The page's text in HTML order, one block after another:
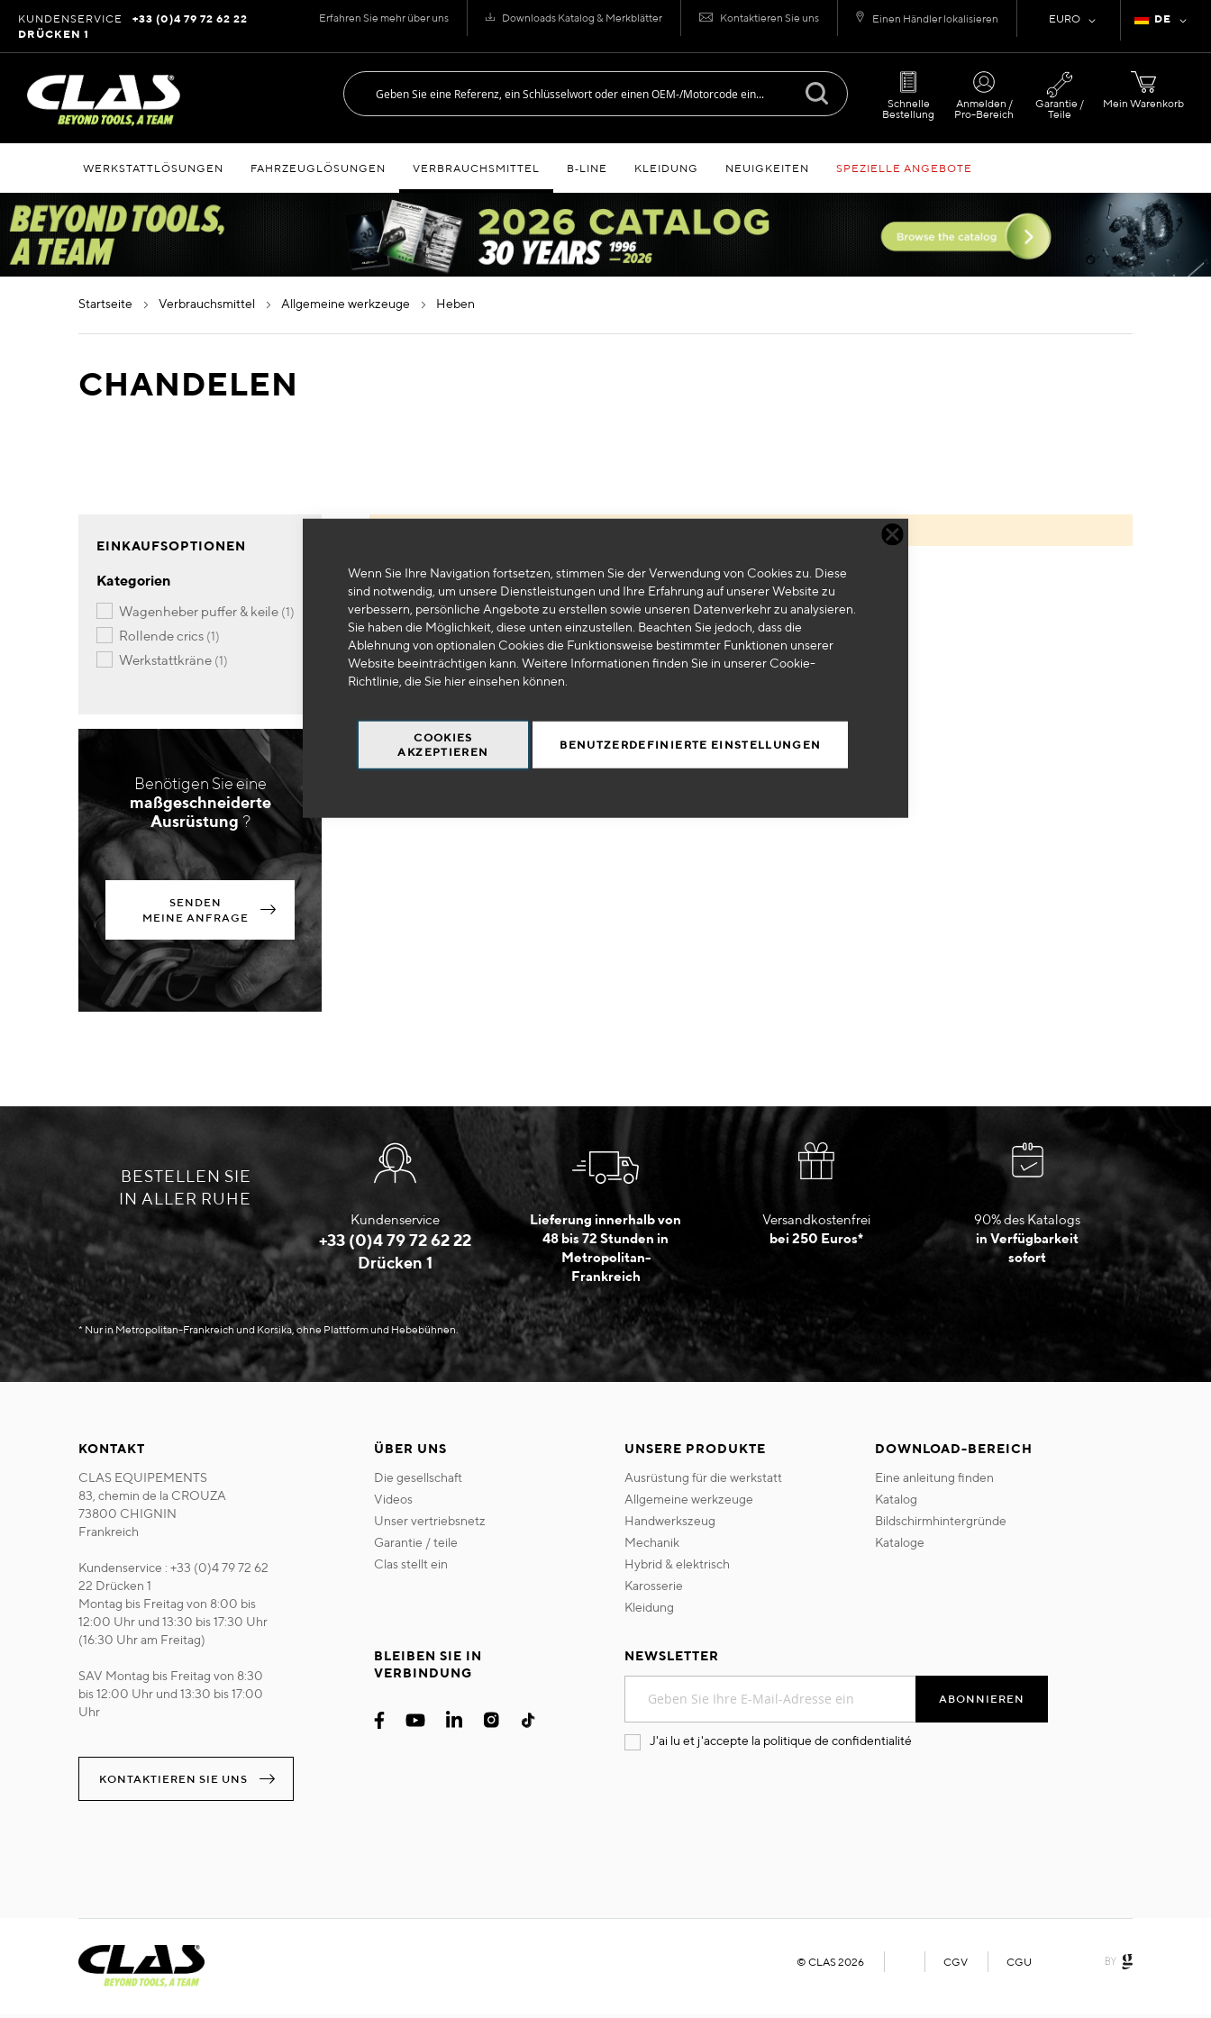
Wenn Sie Ihre Navigation fortsetzen, stimmen Sie der Verwendung von Cookies zu. Diese
sind notwendig, um unsere Dienstleistungen und Ihre Erfahrung auf unserer Website zu
verbessern, persönliche Angebote zu erstellen sowie unseren Datenverkehr zu analysieren.
Sie haben die Möglichkeit, diese unten einzustellen. Beachten Sie jedoch, dass die
Ablehnung von optionalen Cookies die Funktionsweise bestimmter Funktionen unserer
Website beeinträchtigen kann. Weitere Informationen finden Sie in unserer Cookie-
Richtlinie, die Sie hiereinsehen können.
COOKIES
AKZEPTIEREN
BENUTZERDEFINIERTE EINSTELLUNGEN
Sprache
DE
Währung
EURO
Erfahren Sie mehr über uns Downloads Katalog & Merkblätter Kontaktieren Sie uns Einen Händler lokalisieren
Inhalt
springen
KUNDENSERVICE
+33 (0)4 79 72 62 22
DRÜCKEN 1
Mein Warenkorb
Schnelle
Bestellung
Anmelden /
Pro-Bereich
Garantie /
Teile
WERKSTATTLÖSUNGEN FAHRZEUGLÖSUNGEN VERBRAUCHSMITTEL B‑LINE KLEIDUNG NEUIGKEITEN SPEZIELLE ANGEBOTE
startseite verbrauchsmittel allgemeine werkzeuge heben
CHANDELEN
EINKAUFSOPTIONEN
Kategorien
wagenheber puffer & keile 1Artikel
rollende crics 1Artikel
werkstattkräne 1Artikel
Benötigen Sie eine
maßgeschneiderte
Ausrüstung ?
SENDEN
MEINE ANFRAGE
BESTELLEN SIE
IN ALLER RUHE
Kundenservice
+33 (0)4 79 72 62 22
Drücken 1
Lieferung innerhalb von
48 bis 72 Stunden in
Metropolitan-
Frankreich
Versandkostenfrei
bei 250 Euros*
90% des Katalogs
in Verfügbarkeit
sofort
* Nur in Metropolitan-Frankreich und Korsika, ohne Plattform und Hebebühnen.
KONTAKT
CLAS EQUIPEMENTS
83, chemin de la CROUZA
73800 CHIGNIN
Frankreich
Kundenservice : +33 (0)4 79 72 62
22 Drücken 1
Montag bis Freitag von 8:00 bis
12:00 Uhr und 13:30 bis 17:30 Uhr
(16:30 Uhr am Freitag)
SAV Montag bis Freitag von 8:30
bis 12:00 Uhr und 13:30 bis 17:00
Uhr
KONTAKTIEREN SIE UNS
ÜBER UNS
die gesellschaft
videos
unser vertriebsnetz
garantie / teile
clas stellt ein
UNSERE PRODUKTE
ausrüstung für die werkstatt
allgemeine werkzeuge
handwerkszeug
mechanik
hybrid & elektrisch
karosserie
kleidung
DOWNLOAD-BEREICH
eine anleitung finden
katalog
bildschirmhintergründe
kataloge
BLEIBEN SIE IN
VERBINDUNG
NEWSLETTER
sich
für
ABONNIEREN
J'ai lu et j'accepte la politique de confidentialité
© CLAS 2026 CGV CGU